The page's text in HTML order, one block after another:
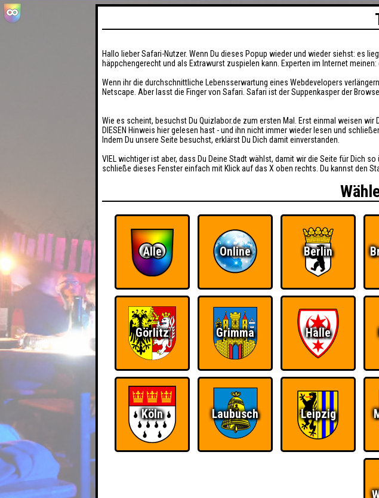
Hallo lieber Safari-Nutzer. Wenn Du dieses Popup wieder und wieder siehst: es
häppchengerecht und als Extrawurst zuspielen kann. Experten im Internet meinen:
Wenn ihr die durchschnittliche Lebensserwartung eines Webdevelopers
Netscape. Aber lasst die Finger von Safari. Safari ist der Suppenkasper der
Wie es scheint, besuchst Du Quizlabor.de zum ersten Mal. Erst einmal weisen
DIESEN Hinweis hier gelesen hast - und ihn nicht immer wieder lesen und
Indem Du unsere Seite besuchst, erklärst Du Dich damit einverstanden.
VIEL wichtiger ist aber, dass Du Deine Stadt wählst, damit wir die Seite für Dich
schließe dieses Fenster einfach mit Klick auf das X oben rechts. Du kannst den
Alle Online Berlin
Görlitz Grimma Halle
Köln Laubusch Leipzig